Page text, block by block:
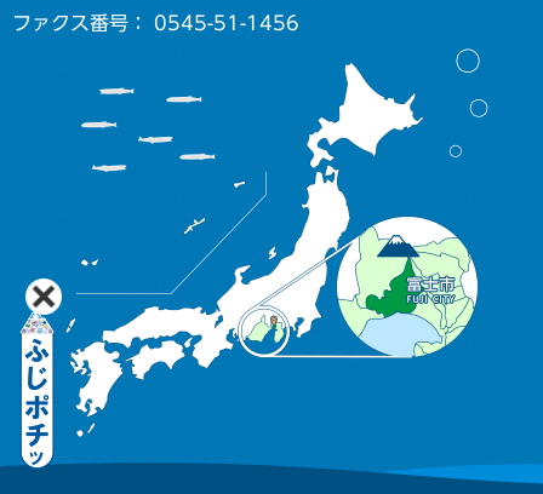
ファクス番号： 0545-51-1456